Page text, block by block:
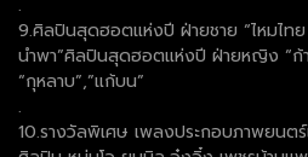
9.ศิลปินสุดฮอตแห่งปี ฝ่ายชาย “ไหมไท
นำพา”ศิลปินสุดฮอตแห่งปี ฝ่ายหญิง “ก้
“กุหลาบ”,”แก้บน”
.
10.รางวัลพิเศษ เพลงประกอบภาพยนต